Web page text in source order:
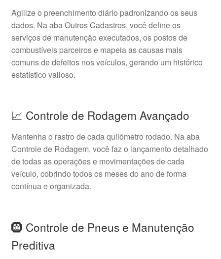
Agilize o preenchimento diário padronizando os seus
dados. Na aba Outros Cadastros, você define os
serviços de manutenção executados, os postos de
combustíveis parceiros e mapeia as causas mais
comuns de defeitos nos veículos, gerando um histórico
estatístico valioso.
📈 Controle de Rodagem Avançado
Mantenha o rastro de cada quilômetro rodado. Na aba
Controle de Rodagem, você faz o lançamento detalhado
de todas as operações e movimentações de cada
veículo, cobrindo todos os meses do ano de forma
contínua e organizada.
🛞 Controle de Pneus e Manutenção
Preditiva